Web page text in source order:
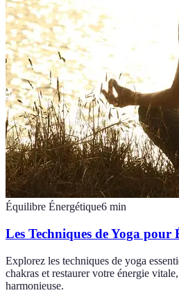
Équilibre Énergétique6 min
Les Techniques de Yoga
Explorez les techniques de yoga
chakras et restaurer votre énergie
harmonieuse.